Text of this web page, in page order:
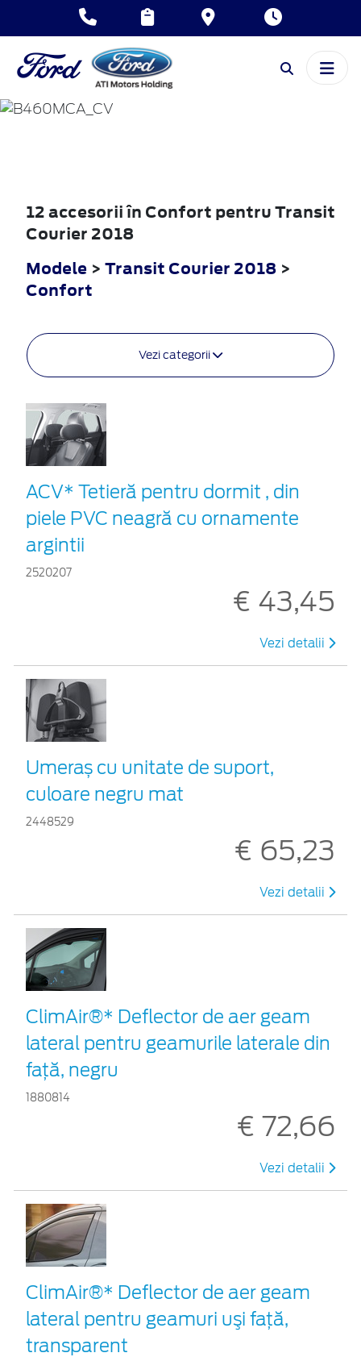
TRANSIT
COURIER
12 accesorii în Confort pentru Transit
Courier 2018
Modele > Transit Courier 2018 >
Confort
Vezi categorii
ACV* Tetieră pentru dormit , din
piele PVC neagră cu ornamente
argintii
2520207
€ 43,45
Vezi detalii
Umeraș cu unitate de suport,
culoare negru mat
2448529
€ 65,23
Vezi detalii
ClimAir®* Deflector de aer geam
lateral pentru geamurile laterale din
faţă, negru
1880814
€ 72,66
Vezi detalii
ClimAir®* Deflector de aer geam
lateral pentru geamuri uşi faţă,
transparent